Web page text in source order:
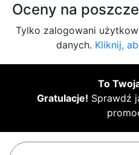
Oceny na
Tylko zalogowani
danych. Kliknij,
To
Gratulacje! Sprawdź